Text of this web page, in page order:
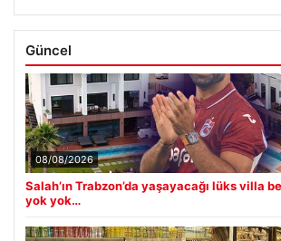
Güncel
08/08/2026
Salah’ın Trabzon’da yaşayacağı lüks villa
yok yok…